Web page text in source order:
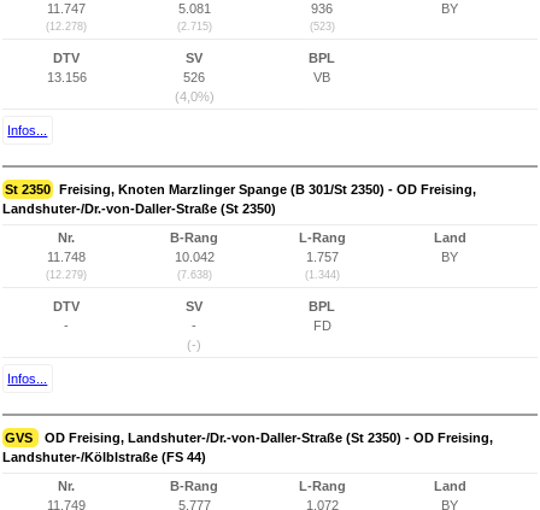
11.747
(12.278)
5.081
(2.715)
936
(523)
BY
DTV
13.156
SV
526
(4,0%)
BPL
VB
Infos...
St 2350 Freising, Knoten Marzlinger Spange (B 301/St 2350) - OD Freising,
Landshuter-/Dr.-von-Daller-Straße (St 2350)
Nr.
11.748
(12.279)
B-Rang
10.042
(7.638)
L-Rang
1.757
(1.344)
Land
BY
DTV
-
SV
-
(-)
BPL
FD
Infos...
GVS
OD Freising, Landshuter-/Dr.-von-Daller-Straße (St 2350) - OD Freising,
Landshuter-/Kölblstraße (FS 44)
Nr.
11.749
B-Rang
5.777
L-Rang
1.072
Land
BY